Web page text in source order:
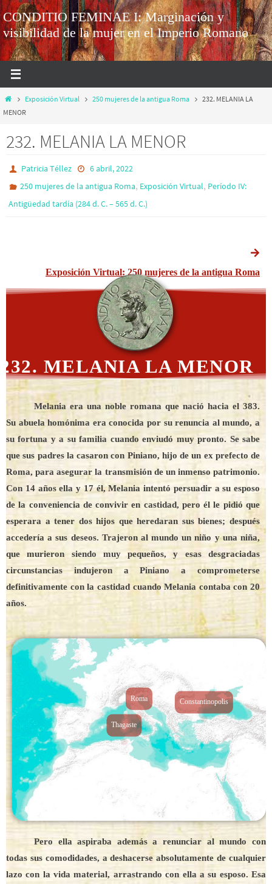
CONDITIO FEMINAE I: Marginación y
visibilidad de la mujer en el Imperio Romano
Exposición Virtual 250 mujeres de la antigua Roma
232. MELANIA LA
MENOR
232. MELANIA LA MENOR
Patricia Téllez
6 abril, 2022
250 mujeres de la antigua Roma, Exposición Virtual, Período IV:
Antigüedad tardía (284 d. C. – 565 d. C.)
Exposición Virtual: 250 mujeres de la antigua Roma
232. MELANIA LA MENOR
Melania era una noble romana que nació hacia el 383.
Su abuela homónima era conocida por su renuncia al mundo, a
su fortuna y a su familia cuando enviudó muy pronto. Se sabe
que sus padres la casaron con Piniano, hijo de un ex prefecto de
Roma, para asegurar la transmisión de un inmenso patrimonio.
Con 14 años ella y 17 él, Melania intentó persuadir a su esposo
de la conveniencia de convivir en castidad, pero él le pidió que
esperara a tener dos hijos que heredaran sus bienes; después
accedería a sus deseos. Trajeron al mundo un niño y una niña,
que murieron siendo muy pequeños, y esas desgraciadas
circunstancias indujeron a Piniano a comprometerse
definitivamente con la castidad cuando Melania contaba con 20
años.
Thagaste
Constantinopolis
Roma
Pero ella aspiraba además a renunciar al mundo con
todas sus comodidades, a deshacerse absolutamente de cualquier
lazo con la vida material, arrastrando con ella a su esposo. Esa